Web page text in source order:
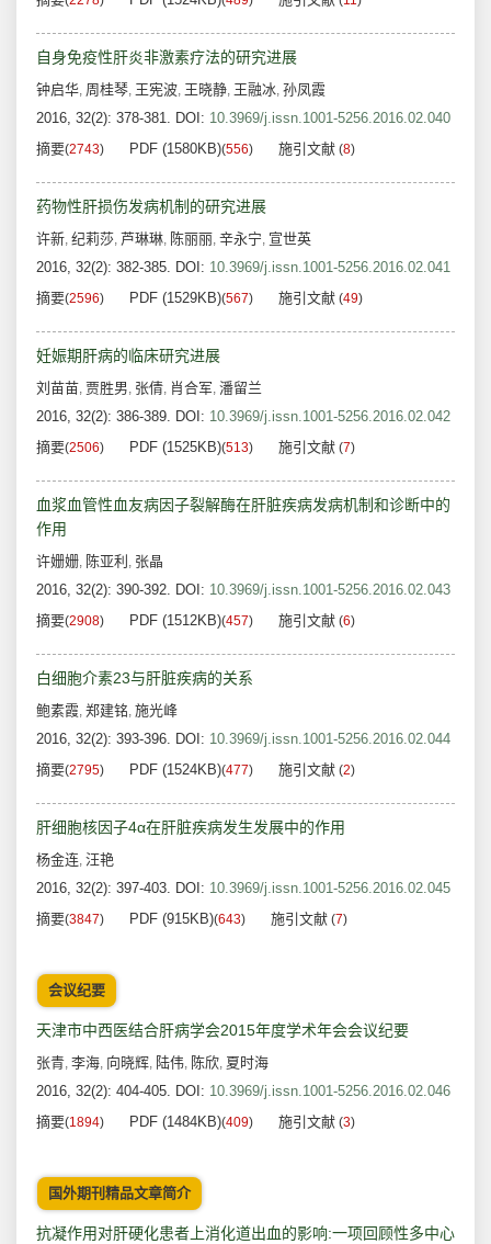
自身免疫性肝炎非激素疗法的研究进展
钟启华, 周桂琴, 王宪波, 王晓静, 王融冰, 孙凤霞
2016, 32(2): 378-381. DOI: 10.3969/j.issn.1001-5256.2016.02.040
摘要(2743) PDF (1580KB)(556) 施引文献 (8)
药物性肝损伤发病机制的研究进展
许新, 纪莉莎, 芦琳琳, 陈丽丽, 辛永宁, 宣世英
2016, 32(2): 382-385. DOI: 10.3969/j.issn.1001-5256.2016.02.041
摘要(2596) PDF (1529KB)(567) 施引文献 (49)
妊娠期肝病的临床研究进展
刘苗苗, 贾胜男, 张倩, 肖合军, 潘留兰
2016, 32(2): 386-389. DOI: 10.3969/j.issn.1001-5256.2016.02.042
摘要(2506) PDF (1525KB)(513) 施引文献 (7)
血浆血管性血友病因子裂解酶在肝脏疾病发病机制和诊断中的
作用
许姗姗, 陈亚利 , 张晶
2016, 32(2): 390-392. DOI: 10.3969/j.issn.1001-5256.2016.02.043
摘要(2908) PDF (1512KB)(457) 施引文献 (6)
白细胞介素23与肝脏疾病的关系
鲍素霞, 郑建铭, 施光峰
2016, 32(2): 393-396. DOI: 10.3969/j.issn.1001-5256.2016.02.044
摘要(2795) PDF (1524KB)(477) 施引文献 (2)
肝细胞核因子4α在肝脏疾病发生发展中的作用
杨金连, 汪艳
2016, 32(2): 397-403. DOI: 10.3969/j.issn.1001-5256.2016.02.045
摘要(3847) PDF (915KB)(643) 施引文献 (7)
会议纪要
天津市中西医结合肝病学会2015年度学术年会会议纪要
张青, 李海, 向晓辉, 陆伟, 陈欣, 夏时海
2016, 32(2): 404-405. DOI: 10.3969/j.issn.1001-5256.2016.02.046
摘要(1894) PDF (1484KB)(409) 施引文献 (3)
国外期刊精品文章简介
抗凝作用对肝硬化患者上消化道出血的影响:一项回顾性多中心